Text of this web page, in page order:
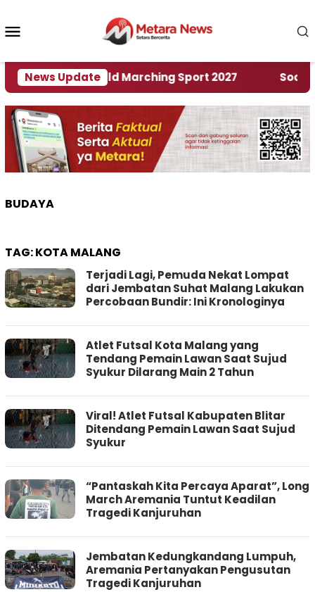
konten
News Update
Rumah World Marching Sport 2027 ‎Soal
BUDAYA
TAG:KOTA MALANG
Terjadi Lagi, Pemuda Nekat Lompat
dari Jembatan Suhat Malang Lakukan
Percobaan Bundir: Ini Kronologinya
Atlet Futsal Kota Malang yang
Tendang Pemain Lawan Saat Sujud
Syukur Dilarang Main 2 Tahun
Viral! Atlet Futsal Kabupaten Blitar
Ditendang Pemain Lawan Saat Sujud
Syukur
“Pantaskah Kita Percaya Aparat”, Long
March Aremania Tuntut Keadilan
Tragedi Kanjuruhan
Jembatan Kedungkandang Lumpuh,
Aremania Pertanyakan Pengusutan
Tragedi Kanjuruhan